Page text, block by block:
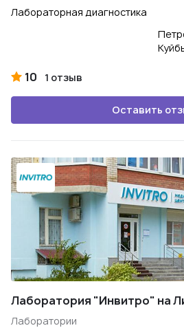
Лабораторная диагностика
10 1 отзыв
Оставить
Лаборатория "Инвитро" на
Лаборатории